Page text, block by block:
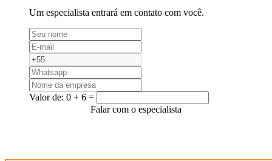
Um especialista entrará em contato com você.
Valor de: 0 + 6 =
Falar com o especialista